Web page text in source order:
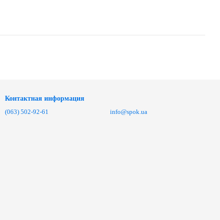
Контактная информация
(063) 502-92-61
info@spok.ua